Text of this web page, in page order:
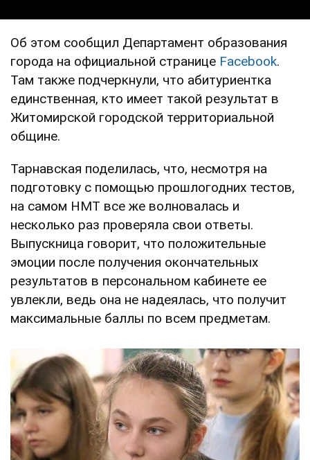
Об этом сообщил Департамент образования
города на официальной странице Facebook.
Там также подчеркнули, что абитуриентка
единственная, кто имеет такой результат в
Житомирской городской территориальной
общине.
Тарнавская поделилась, что, несмотря на
подготовку с помощью прошлогодних тестов,
на самом НМТ все же волновалась и
несколько раз проверяла свои ответы.
Выпускница говорит, что положительные
эмоции после получения окончательных
результатов в персональном кабинете ее
увлекли, ведь она не надеялась, что получит
максимальные баллы по всем предметам.